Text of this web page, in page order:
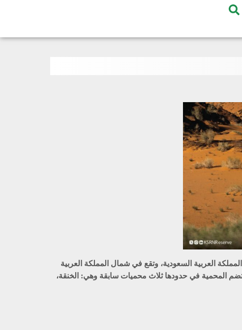
العربية السعودية، وتقع في شمال المملكة العربية
الملكية الست , تضم المحمية في حدودها ثلاث محميات سابقة وهي: الخنقة،